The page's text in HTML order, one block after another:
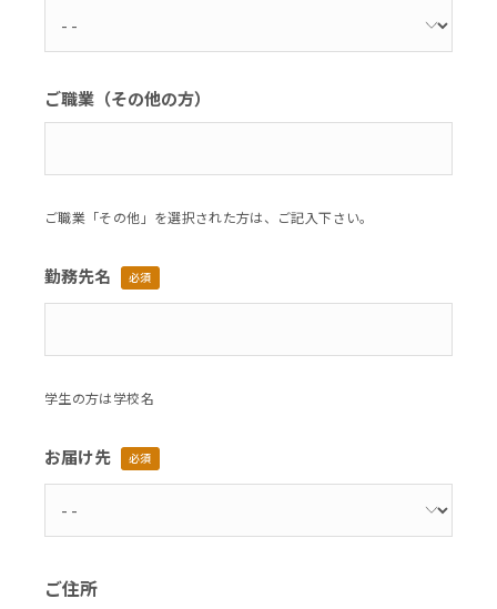
ご職業（その他の方）
ご職業「その他」を選択された方は、ご記入下さい。
勤務先名 必須
学生の方は学校名
お届け先 必須
ご住所